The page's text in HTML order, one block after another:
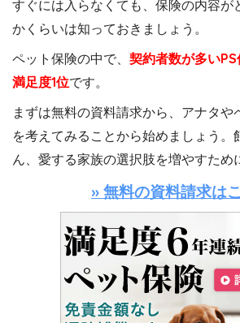
すぐには入らなくても、保険の内容が
かくらいは知っておきましょう。
ペット保険の中で、 契約者数が多い
満足度1位です。
まずは無料の資料請求から、アナタや
を考えてみることから始めましょう。
ん、愛する家族の選択肢を増やすため
» 無料の資料請求は